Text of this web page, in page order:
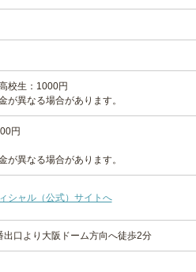
校生：1000円
異なる場合があります。
円
異なる場合があります。
シャル（公式）サイトへ
出口より大阪ドーム方向へ徒歩2分